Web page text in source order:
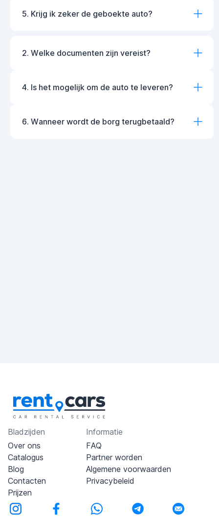
5. Krijg ik zeker de geboekte auto?
2. Welke documenten zijn vereist?
4. Is het mogelijk om de auto te leveren?
6. Wanneer wordt de borg terugbetaald?
Bladzijden
Over ons
Catalogus
Blog
Contacten
Prijzen
Informatie
FAQ
Partner worden
Algemene voorwaarden
Privacybeleid